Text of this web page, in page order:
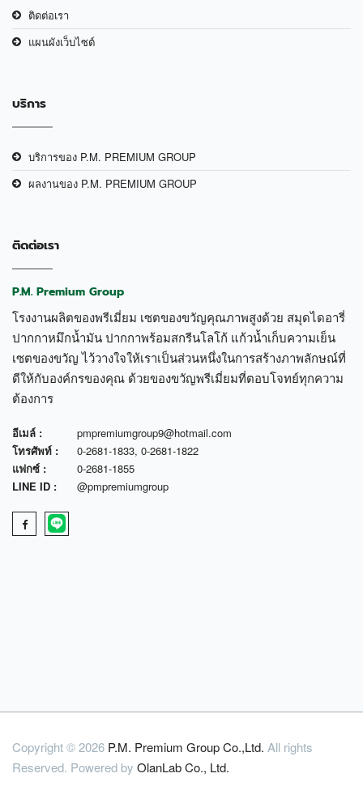
ติดต่อเรา
แผนผังเว็บไซต์
บริการ
บริการของ P.M. PREMIUM GROUP
ผลงานของ P.M. PREMIUM GROUP
ติดต่อเรา
P.M. Premium Group
โรงงานผลิตของพรีเมี่ยม เซตของขวัญคุณภาพสูงด้วย สมุดไดอารี่
ปากกาหมึกน้ำมัน ปากกาพร้อมสกรีนโลโก้ แก้วน้ำเก็บความเย็น
เซตของขวัญ ไว้วางใจให้เราเป็นส่วนหนึ่งในการสร้างภาพลักษณ์ที่
ดีให้กับองค์กรของคุณ ด้วยของขวัญพรีเมี่ยมที่ตอบโจทย์ทุกความ
ต้องการ
อีเมล์ :
pmpremiumgroup9@hotmail.com
โทรศัพท์ :
0-2681-1833, 0-2681-1822
แฟกซ์ :
0-2681-1855
LINE ID :
@pmpremiumgroup
Copyright © 2026 P.M. Premium Group Co.,Ltd. All rights
Reserved. Powered by OlanLab Co., Ltd.